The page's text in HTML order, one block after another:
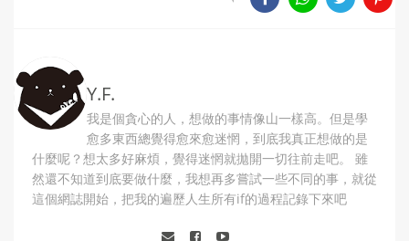
Y.F.
我是個貪心的人，想做的事情像山一樣高。但是學
愈多東西總覺得愈來愈迷惘，到底我真正想做的是
什麼呢？想太多好麻煩，覺得迷惘就拋開一切往前走吧。 雖
然還不知道到底要做什麼，我想再多嘗試一些不同的事，就從
這個網誌開始，把我的遍歷人生所有if的過程記錄下來吧